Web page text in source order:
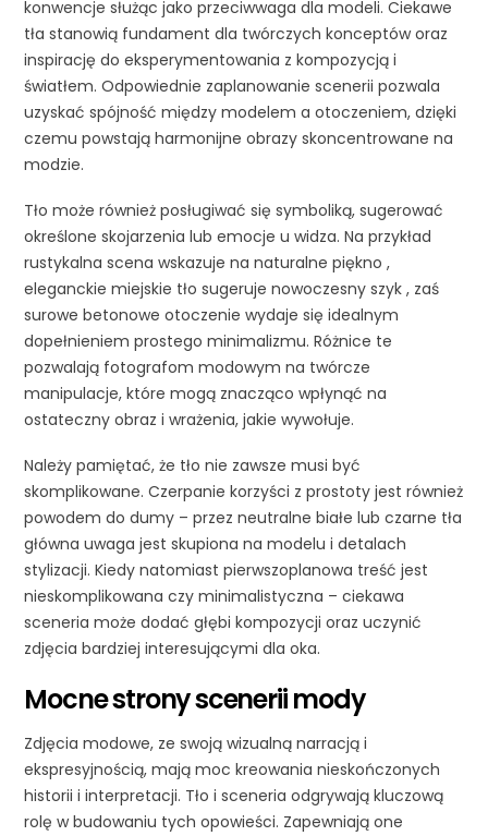
konwencje służąc jako przeciwwaga dla modeli. Ciekawe
tła stanowią fundament dla twórczych konceptów oraz
inspirację do eksperymentowania z kompozycją i
światłem. Odpowiednie zaplanowanie scenerii pozwala
uzyskać spójność między modelem a otoczeniem, dzięki
czemu powstają harmonijne obrazy skoncentrowane na
modzie.
Tło może również posługiwać się symboliką, sugerować
określone skojarzenia lub emocje u widza. Na przykład
rustykalna scena wskazuje na naturalne piękno ,
eleganckie miejskie tło sugeruje nowoczesny szyk , zaś
surowe betonowe otoczenie wydaje się idealnym
dopełnieniem prostego minimalizmu. Różnice te
pozwalają fotografom modowym na twórcze
manipulacje, które mogą znacząco wpłynąć na
ostateczny obraz i wrażenia, jakie wywołuje.
Należy pamiętać, że tło nie zawsze musi być
skomplikowane. Czerpanie korzyści z prostoty jest również
powodem do dumy – przez neutralne białe lub czarne tła
główna uwaga jest skupiona na modelu i detalach
stylizacji. Kiedy natomiast pierwszoplanowa treść jest
nieskomplikowana czy minimalistyczna – ciekawa
sceneria może dodać głębi kompozycji oraz uczynić
zdjęcia bardziej interesującymi dla oka.
Mocne strony scenerii mody
Zdjęcia modowe, ze swoją wizualną narracją i
ekspresyjnością, mają moc kreowania nieskończonych
historii i interpretacji. Tło i sceneria odgrywają kluczową
rolę w budowaniu tych opowieści. Zapewniają one